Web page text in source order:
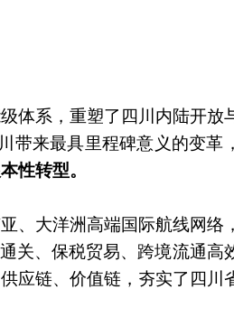
体系，重塑了四川内陆开放
带来最具里程碑意义的变革，
性转型。
、大洋洲高端国际航线网络
关、保税贸易、跨境流通高
应链、价值链，夯实了四川